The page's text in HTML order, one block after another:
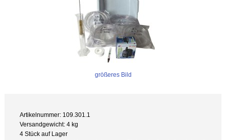
größeres Bild
Artikelnummer: 109.301.1
Versandgewicht: 4 kg
4 Stück auf Lager